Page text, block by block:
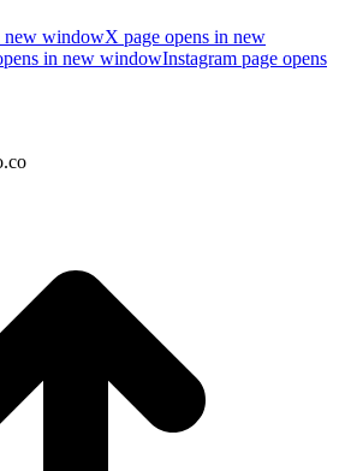
new windowX page opens in new
in new windowInstagram page opens